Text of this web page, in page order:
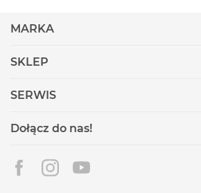
MARKA
SKLEP
SERWIS
Dołącz do nas!